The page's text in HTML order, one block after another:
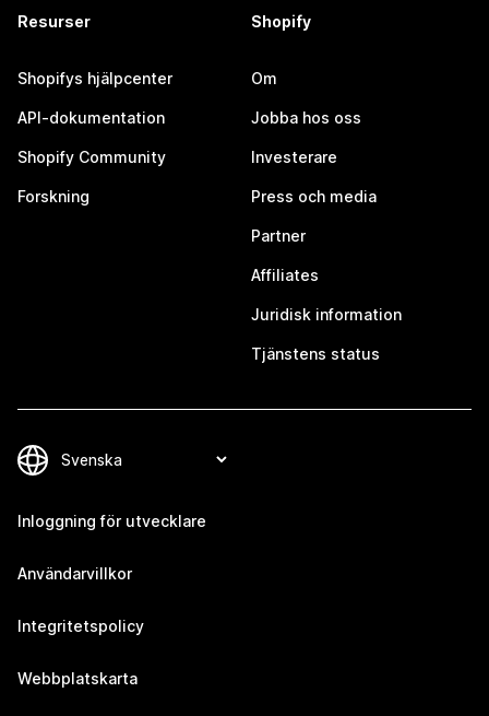
Resurser
Shopifys hjälpcenter
API-dokumentation
Shopify Community
Forskning
Shopify
Om
Jobba hos oss
Investerare
Press och media
Partner
Affiliates
Juridisk information
Tjänstens status
Inloggning för utvecklare
Användarvillkor
Integritetspolicy
Webbplatskarta